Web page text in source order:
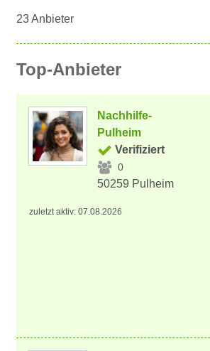
23Anbieter
Top-Anbieter
Nachhilfe-
Pulheim
Verifiziert
0
50259 Pulheim
zuletzt aktiv: 07.08.2026